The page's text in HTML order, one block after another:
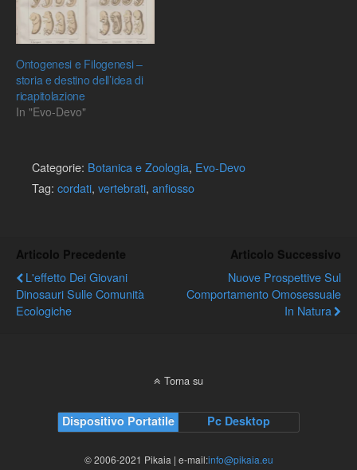
Ontogenesi e Filogenesi –
storia e destino dell’idea di
ricapitolazione
In "Evo-Devo"
Categorie: Botanica e Zoologia, Evo-Devo
Tag: cordati, vertebrati, anfiosso
Articolo Precedente
L'effetto Dei Giovani
Dinosauri Sulle Comunità
Ecologiche
Articolo Successivo
Nuove Prospettive Sul
Comportamento Omosessuale
In Natura
Torna su
Dispositivo Portatile Pc Desktop
© 2006-2021 Pikaia | e-mail:info@pikaia.eu